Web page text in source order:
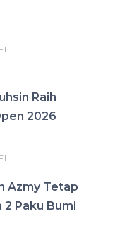
Raih
2026
Azmy Tetap
2 Paku Bumi